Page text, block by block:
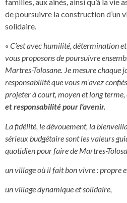
de poursuivre la construction d’un
solidaire.
« C’est avec humilité, détermination
vous proposons de poursuivre
Martres-Tolosane. Je mesure chaque
responsabilité que vous m’avez
projeter à court, moyen et long terme,
et responsabilité pour l’avenir.
La fidélité, le dévouement, la
sérieux budgétaire sont les valeurs
quotidien pour faire de Martres-
un village où il fait bon vivre : propre
un village dynamique et solidaire,